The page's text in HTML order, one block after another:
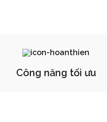
Công năng tối ưu